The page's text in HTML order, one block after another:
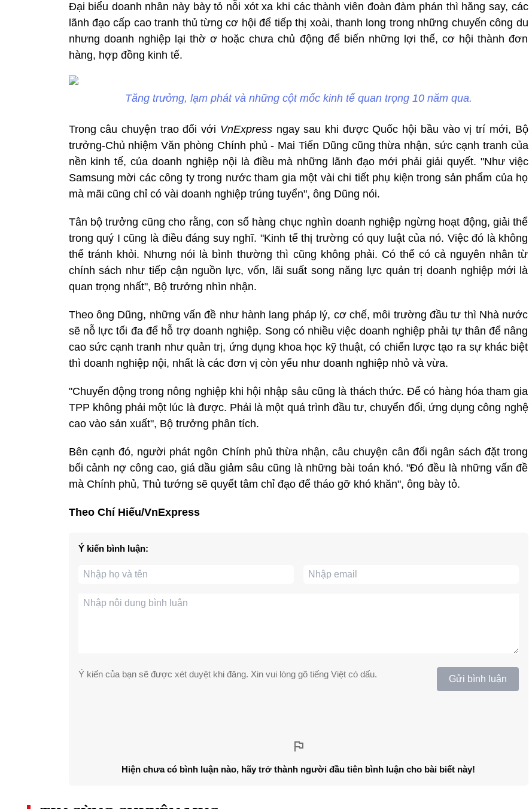
Đại biểu doanh nhân này bày tỏ nỗi xót xa khi các thành viên đoàn đàm phán thì hăng say, các
lãnh đạo cấp cao tranh thủ từng cơ hội để tiếp thị xoài, thanh long trong những chuyến công du
nhưng doanh nghiệp lại thờ ơ hoặc chưa chủ động để biến những lợi thế, cơ hội thành đơn
hàng, hợp đồng kinh tế.
Tăng trưởng, lạm phát và những cột mốc kinh tế quan trọng 10 năm qua.
Trong câu chuyện trao đổi với VnExpressngay sau khi được Quốc hội bầu vào vị trí mới, Bộ
trưởng-Chủ nhiệm Văn phòng Chính phủ - Mai Tiến Dũng cũng thừa nhận, sức cạnh tranh của
nền kinh tế, của doanh nghiệp nội là điều mà những lãnh đạo mới phải giải quyết. "Như việc
Samsung mời các công ty trong nước tham gia một vài chi tiết phụ kiện trong sản phẩm của họ
mà mãi cũng chỉ có vài doanh nghiệp trúng tuyển", ông Dũng nói.
Tân bộ trưởng cũng cho rằng, con số hàng chục nghìn doanh nghiệp ngừng hoạt động, giải thể
trong quý I cũng là điều đáng suy nghĩ. "Kinh tế thị trường có quy luật của nó. Việc đó là không
thể tránh khỏi. Nhưng nói là bình thường thì cũng không phải. Có thể có cả nguyên nhân từ
chính sách như tiếp cận nguồn lực, vốn, lãi suất song năng lực quản trị doanh nghiệp mới là
quan trọng nhất", Bộ trưởng nhìn nhận.
Theo ông Dũng, những vấn đề như hành lang pháp lý, cơ chế, môi trường đầu tư thì Nhà nước
sẽ nỗ lực tối đa để hỗ trợ doanh nghiệp. Song có nhiều việc doanh nghiệp phải tự thân để nâng
cao sức cạnh tranh như quản trị, ứng dụng khoa học kỹ thuật, có chiến lược tạo ra sự khác biệt
thì doanh nghiệp nội, nhất là các đơn vị còn yếu như doanh nghiệp nhỏ và vừa.
"Chuyển động trong nông nghiệp khi hội nhập sâu cũng là thách thức. Để có hàng hóa tham gia
TPP không phải một lúc là được. Phải là một quá trình đầu tư, chuyển đổi, ứng dụng công nghệ
cao vào sản xuất", Bộ trưởng phân tích.
Bên cạnh đó, người phát ngôn Chính phủ thừa nhận, câu chuyện cân đối ngân sách đặt trong
bối cảnh nợ công cao, giá dầu giảm sâu cũng là những bài toán khó. "Đó đều là những vấn đề
mà Chính phủ, Thủ tướng sẽ quyết tâm chỉ đạo để tháo gỡ khó khăn", ông bày tỏ.
Theo Chí Hiếu/VnExpress
Ý kiến bình luận:
Ý kiến của bạn sẽ được xét duyệt khi đăng. Xin vui lòng gõ tiếng Việt có dấu. Gửi bình luận
Hiện chưa có bình luận nào, hãy trở thành người đầu tiên bình luận cho bài biết này!